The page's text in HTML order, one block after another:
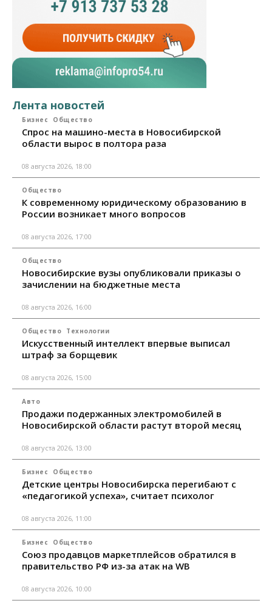
Лента новостей
Бизнес Общество
Спрос на машино-места в Новосибирской
области вырос в полтора раза
08 августа 2026, 18:00
Общество
К современному юридическому образованию в
России возникает много вопросов
08 августа 2026, 17:00
Общество
Новосибирские вузы опубликовали приказы о
зачислении на бюджетные места
08 августа 2026, 16:00
Общество Технологии
Искусственный интеллект впервые выписал
штраф за борщевик
08 августа 2026, 15:00
Авто
Продажи подержанных электромобилей в
Новосибирской области растут второй месяц
08 августа 2026, 13:00
Бизнес Общество
Детские центры Новосибирска перегибают с
«педагогикой успеха», считает психолог
08 августа 2026, 11:00
Бизнес Общество
Союз продавцов маркетплейсов обратился в
правительство РФ из-за атак на WB
08 августа 2026, 10:00